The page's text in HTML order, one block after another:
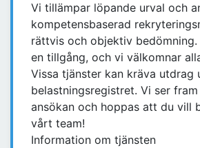
Vi tillämpar löpande urval och
kompetensbaserad
rättvis och objektiv
en tillgång, och vi välkomnar
Vissa tjänster kan kräva utdrag
belastningsregistret. Vi ser
ansökan och hoppas att du vill
vårt team!
Information om tjänsten